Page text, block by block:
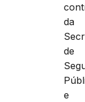
da
de
e